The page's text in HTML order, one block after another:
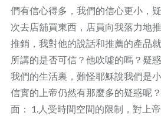
們有信心得多，我們的信心更小，
次去店舖買東西，店員向我落力地
推銷，我對他的說話和推薦的產品
所講的是否可信？他吹噓的嗎？疑
我們的生活裏，難怪耶穌說我們是
信實的上帝仍然有那麼多的疑惑呢
面： 1.人受時間空間的限制，對上